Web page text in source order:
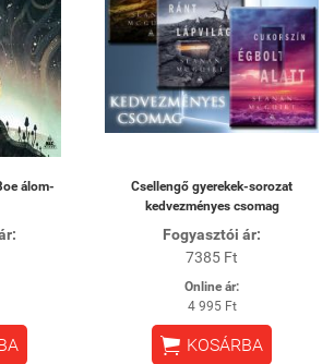
álom-
Csellengő gyerekek-sorozat
kedvezményes csomag
Fogyasztói ár:
7385 Ft
Online ár:
4 995 Ft
 KOSÁRBA